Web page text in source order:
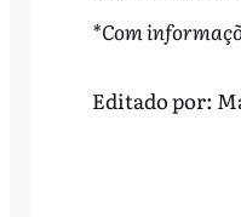
*Com
Editado por: